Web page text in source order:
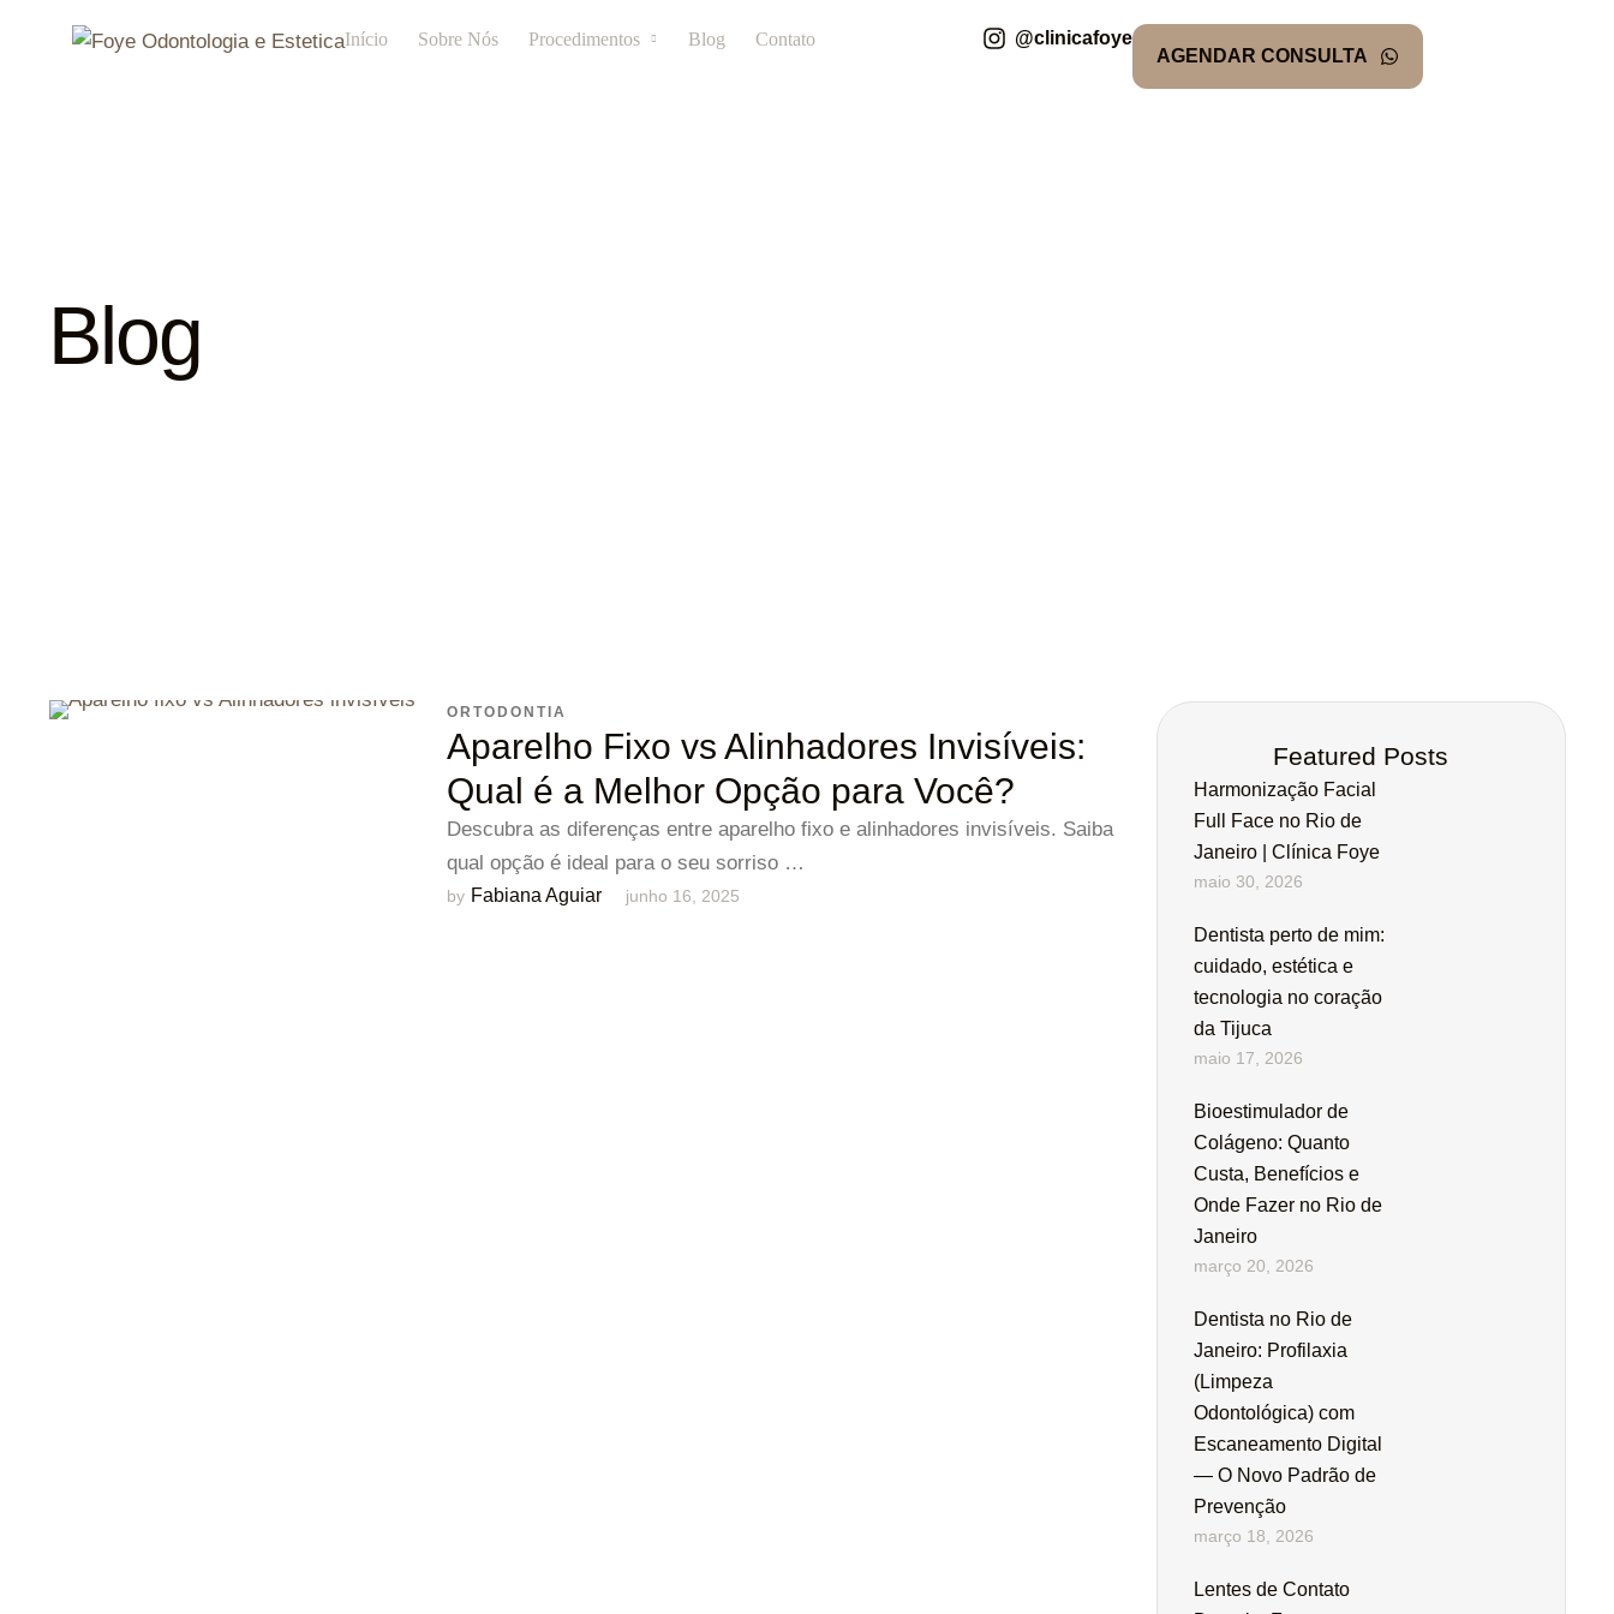
Início Sobre Nós Procedimentos Blog Contato
@clinicafoye
AGENDAR CONSULTA
Blog
ORTODONTIA
Aparelho Fixo vs Alinhadores Invisíveis:
Qual é a Melhor Opção para Você?
Descubra as diferenças entre aparelho fixo e alinhadores invisíveis. Saiba
qual opção é ideal para o seu sorriso …
by Fabiana Aguiar junho 16, 2025
Featured Posts
Harmonização Facial
Full Face no Rio de
Janeiro | Clínica Foye
maio 30, 2026
Dentista perto de mim:
cuidado, estética e
tecnologia no coração
da Tijuca
maio 17, 2026
Bioestimulador de
Colágeno: Quanto
Custa, Benefícios e
Onde Fazer no Rio de
Janeiro
março 20, 2026
Dentista no Rio de
Janeiro: Profilaxia
(Limpeza
Odontológica) com
Escaneamento Digital
— O Novo Padrão de
Prevenção
março 18, 2026
Lentes de Contato